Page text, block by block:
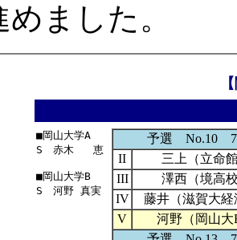
めました。
■岡山大学A
S　赤木   恵
■岡山大学B
予選 No.10
II
三上（立命
III
澤西（境高
IV
藤井（滋賀大経
V
河野（岡山大